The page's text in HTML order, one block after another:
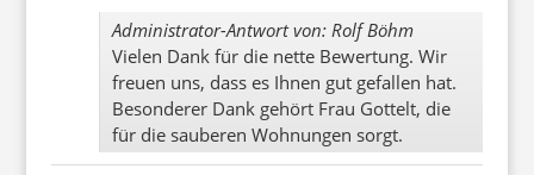
Administrator-Antwort von: Rolf Böhm
Vielen Dank für die nette Bewertung. Wir
freuen uns, dass es Ihnen gut gefallen hat.
Besonderer Dank gehört Frau Gottelt, die
für die sauberen Wohnungen sorgt.